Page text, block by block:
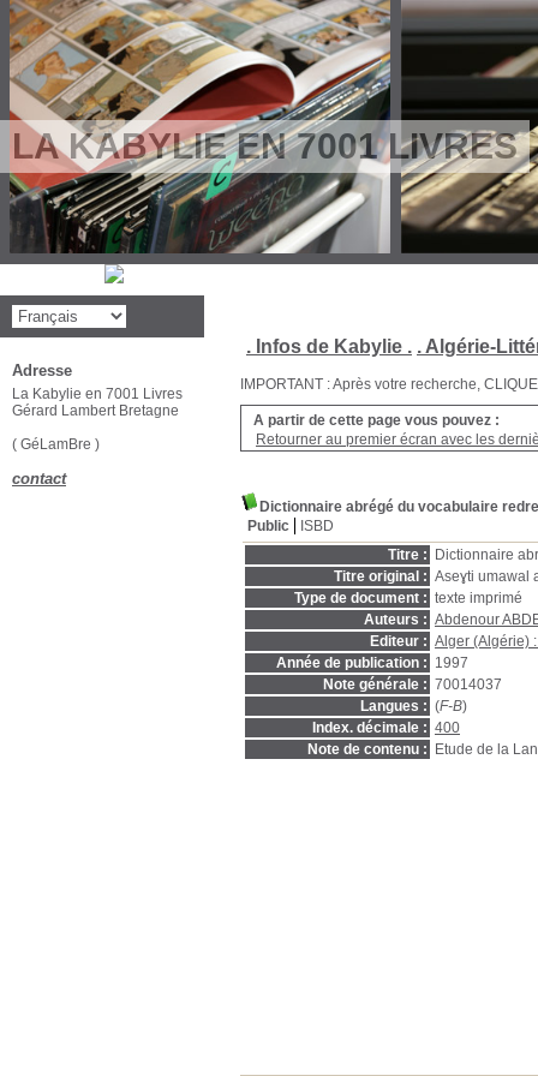
LA KABYLIE EN 7001 LIVRES
. Infos de Kabylie . . Algérie-
IMPORTANT : Après votre recherche,
A partir de cette page vous pouvez :
Retourner au premier écran avec les
Dictionnaire abrégé du vocabulaire
Public
ISBD
Titre :
Dictionnaire
Titre original : Aseɣti umawal
Type de document : texte imprimé
Auteurs : Abdenour
Editeur : Alger (Algérie)
Année de publication : 1997
Note générale : 70014037
Langues : (F-B)
Index. décimale : 400
Note de contenu :
Etude de la
Adresse
La Kabylie en 7001 Livres
Gérard Lambert Bretagne
( GéLamBre )
contact